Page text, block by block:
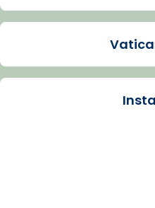
Mons. Sergi Gordo,
Santes de Mataró.
🔗tinyurl.com/